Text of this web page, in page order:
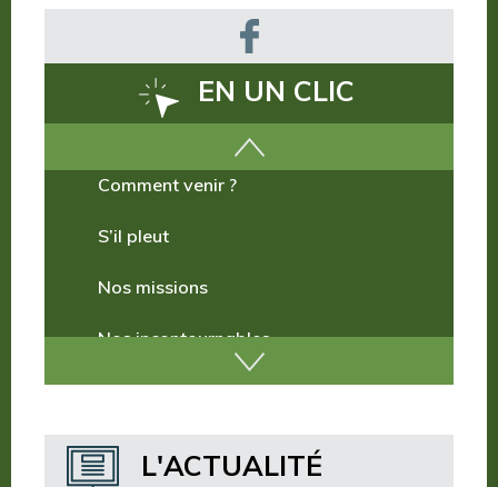
EN UN CLIC
Comment venir ?
S’il pleut
Nos missions
Nos incontournables
Où dormir ?
L'ACTUALITÉ